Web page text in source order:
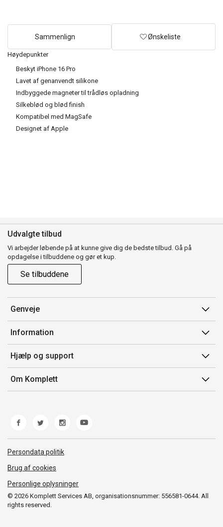
Høydepunkter
Beskyt iPhone 16 Pro
Lavet af genanvendt silikone
Indbyggede magneter til trådløs opladning
Silkeblød og blød finish
Kompatibel med MagSafe
Designet af Apple
Sammenlign Ønskeliste
Udvalgte tilbud
Vi arbejder løbende på at kunne give dig de bedste tilbud. Gå på
opdagelse i tilbuddene og gør et kup.
Se tilbuddene
Genveje
Min side
Ordrehistorik
Gavekort
Information
Salgsbetingelser
Mærker/producent
Fortrydelsesret
Hjælp og support
Kontakt os
Kundeservice
Fejl/Mangler
Fragt og levering
Om Komplett
© 2026 Komplett Services AB, organisationsnummer: 556581-0644. All
rights reserved.
Persondata politik
Brug af cookies
Personlige oplysninger